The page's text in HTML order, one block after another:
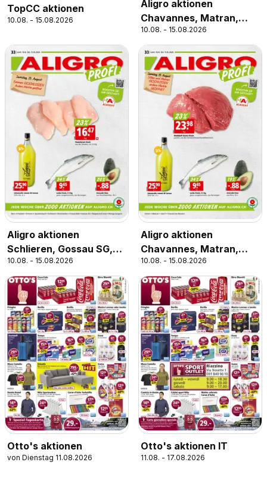
TopCC aktionen
10.08. - 15.08.2026
Aligro aktionen
Chavannes, Matran,
Genève, Sion
10.08. - 15.08.2026
Aligro aktionen
Schlieren, Gossau SG,
Frauenfeld, Rapperswil-
Jona, Sargans, Bern
10.08. - 15.08.2026
Aligro aktionen
Chavannes, Matran,
Genf, Sitten
10.08. - 15.08.2026
Otto's aktionen
von Dienstag 11.08.2026
Otto's aktionen IT
11.08. - 17.08.2026